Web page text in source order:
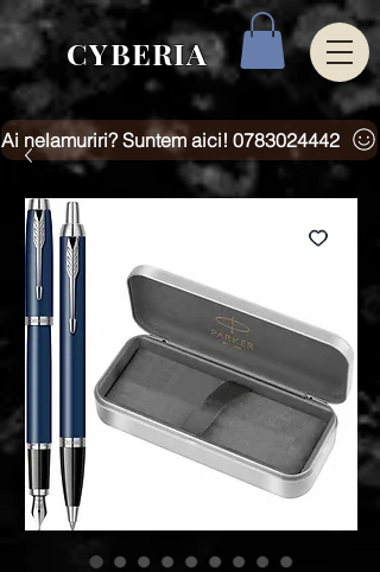
CYBERIA
Ai nelamuriri? Suntem aici! 0783024442